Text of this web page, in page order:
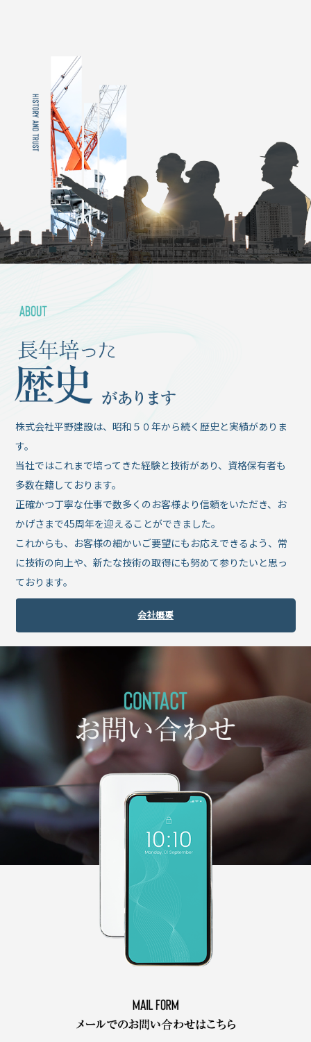
株式会社平野建設は、昭和５０年から続く歴史と実績がありま
す。
当社ではこれまで培ってきた経験と技術があり、資格保有者も
多数在籍しております。
正確かつ丁寧な仕事で数多くのお客様より信頼をいただき、お
かげさまで45周年を迎えることができました。
これからも、お客様の細かいご要望にもお応えできるよう、常
に技術の向上や、新たな技術の取得にも努めて参りたいと思っ
ております。
会社概要